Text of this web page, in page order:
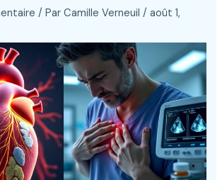
/ ParCamille Verneuil/août 1,